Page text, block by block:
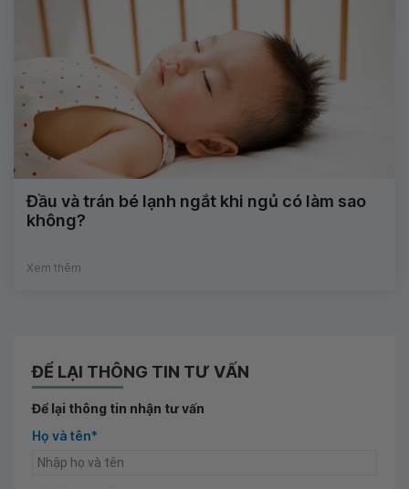
Đầu và trán bé lạnh ngắt khi ngủ có làm sao
không?
Xem thêm
ĐỂ LẠI THÔNG TIN TƯ VẤN
Để lại thông tin nhận tư vấn
Họ và tên*